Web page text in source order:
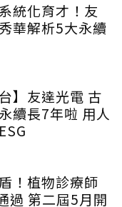
統化育才！友
華解析5大永續
】友達光電 古
續長7年啦 用人
！植物診療師
過 第二屆5月開